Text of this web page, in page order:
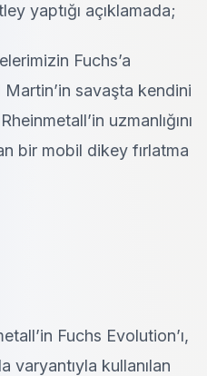
yaptığı açıklamada;
Fuchs’a
savaşta kendini
uzmanlığını
bir mobil dikey fırlatma
Fuchs Evolution’ı,
varyantıyla kullanılan